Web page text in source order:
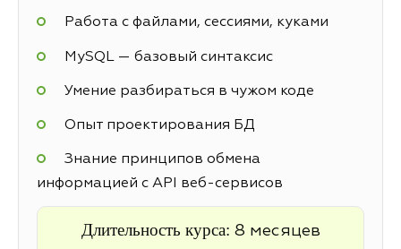
Работа с файлами, сессиями, куками
MySQL — базовый синтаксис
Умение разбираться в чужом коде
Опыт проектирования БД
Знание принципов обмена
информацией с API веб-сервисов
Длительность курса: 8 месяцев